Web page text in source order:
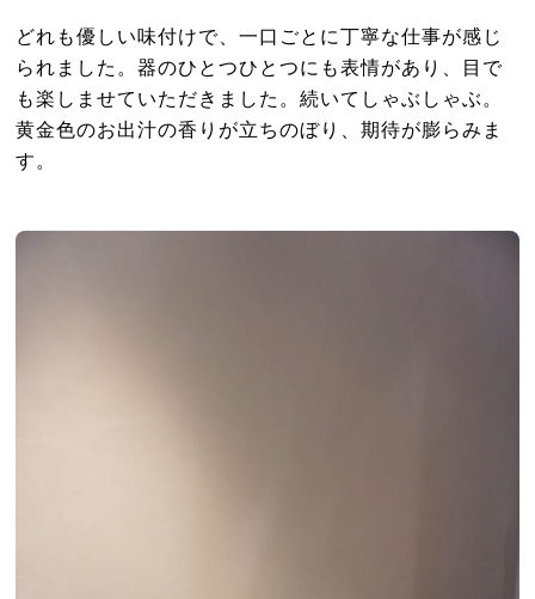
どれも優しい味付けで、一口ごとに丁寧な仕事が感じ
られました。器のひとつひとつにも表情があり、目で
も楽しませていただきました。続いてしゃぶしゃぶ。
黄金色のお出汁の香りが立ちのぼり、期待が膨らみま
す。